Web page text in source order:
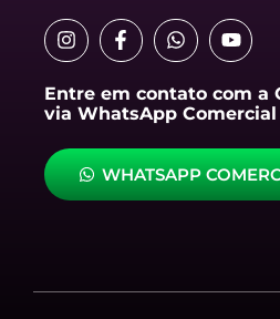
I
n
s
t
a
g
r
a
m
F
a
c
e
b
o
o
k
-
f
W
h
a
t
s
a
p
p
Y
o
u
t
u
b
e
Entre em contato com a
via WhatsApp
WHATSAPP